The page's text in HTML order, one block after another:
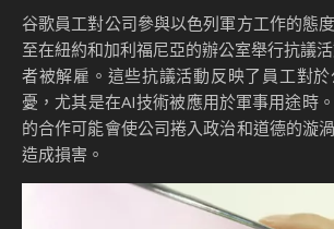
谷歌員工對公司參與以色列軍方工作的態
至在紐約和加利福尼亞的辦公室舉行抗議
者被解雇。這些抗議活動反映了員工對
憂，尤其是在AI技術被應用於軍事用途時
的合作可能會使公司捲入政治和道德的漩
造成損害。